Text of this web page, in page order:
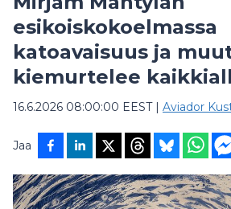
esikoiskokoelmassa
katoavaisuus ja
kiemurtelee
16.6.2026 08:00:00 EEST| Aviador
Jaa